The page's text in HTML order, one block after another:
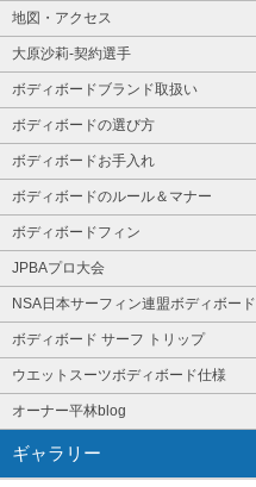
地図・アクセス
大原沙莉-契約選手
ボディボードブランド取扱い
ボディボードの選び方
ボディボードお手入れ
ボディボードのルール＆マナー
ボディボードフィン
JPBAプロ大会
NSA日本サーフィン連盟ボディボード
ボディボード サーフ トリップ
ウエットスーツボディボード仕様
オーナー平林blog
ギャラリー